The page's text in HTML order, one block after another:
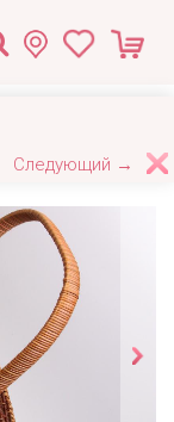
Следующий →